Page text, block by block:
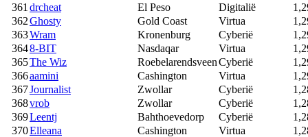
361 drcheat El Peso Digitalië
362Ghosty Gold Coast Virtua
363Wram Kronenburg Cyberië
3648-BIT Nasdaqar Virtua
365The Wiz RoebelarendsveenCyberië
366aamini Cashington Virtua
367Journalist Zwollar Cyberië
368vrob Zwollar Cyberië
369Leentj Bahthoevedorp Cyberië
370Elleana Cashington Virtua